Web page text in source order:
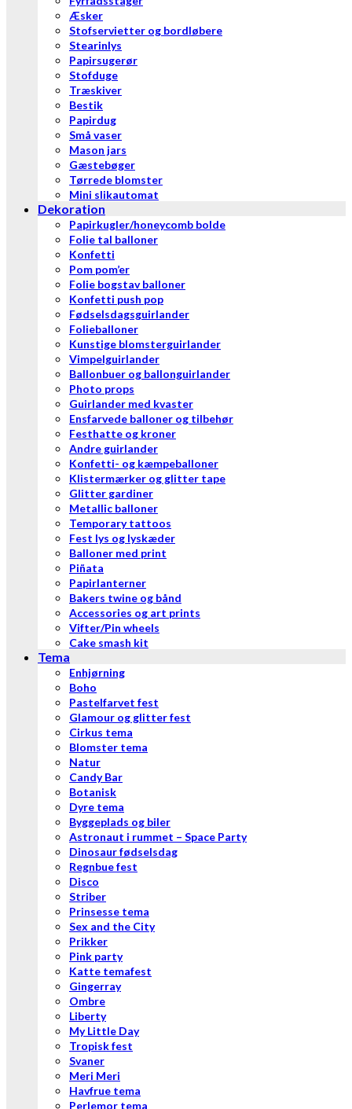
Æsker
Stofservietter og bordløbere
Stearinlys
Papirsugerør
Stofduge
Træskiver
Bestik
Papirdug
Små vaser
Mason jars
Gæstebøger
Tørrede blomster
Mini slikautomat
Dekoration
Papirkugler/honeycomb bolde
Folie tal balloner
Konfetti
Pom pom’er
Folie bogstav balloner
Konfetti push pop
Fødselsdagsguirlander
Folieballoner
Kunstige blomsterguirlander
Vimpelguirlander
Ballonbuer og ballonguirlander
Photo props
Guirlander med kvaster
Ensfarvede balloner og tilbehør
Festhatte og kroner
Andre guirlander
Konfetti- og kæmpeballoner
Klistermærker og glitter tape
Glitter gardiner
Metallic balloner
Temporary tattoos
Fest lys og lyskæder
Balloner med print
Piñata
Papirlanterner
Bakers twine og bånd
Accessories og art prints
Vifter/Pin wheels
Cake smash kit
Tema
Enhjørning
Boho
Pastelfarvet fest
Glamour og glitter fest
Cirkus tema
Blomster tema
Natur
Candy Bar
Botanisk
Dyre tema
Byggeplads og biler
Astronaut i rummet – Space Party
Dinosaur fødselsdag
Regnbue fest
Disco
Striber
Prinsesse tema
Sex and the City
Prikker
Pink party
Katte temafest
Gingerray
Ombre
Liberty
My Little Day
Tropisk fest
Svaner
Meri Meri
Havfrue tema
Perlemor tema